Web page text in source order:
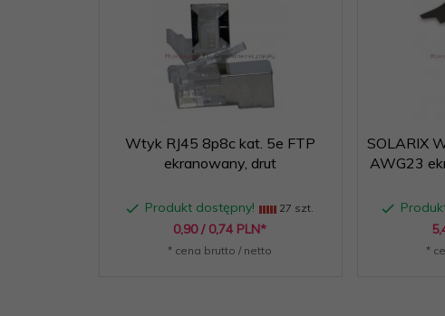
Wtyk RJ45 8p8c kat. 5e FTP
ekranowany, drut
Produkt dostępny! 27 szt.
0,90 / 0,74 PLN*
* cena brutto / netto
SOLARIX
AWG23
5,
*